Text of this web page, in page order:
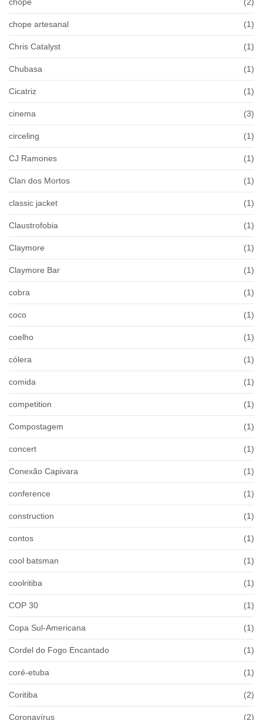
chope (2)
chope artesanal (1)
Chris Catalyst (1)
Chubasa (1)
Cicatriz (1)
cinema (3)
circeling (1)
CJ Ramones (1)
Clan dos Mortos (1)
classic jacket (1)
Claustrofobia (1)
Claymore (1)
Claymore Bar (1)
cobra (1)
coco (1)
coelho (1)
cólera (1)
comida (1)
competition (1)
Compostagem (1)
concert (1)
Conexão Capivara (1)
conference (1)
construction (1)
contos (1)
cool batsman (1)
coolritiba (1)
COP 30 (1)
Copa Sul-Americana (1)
Cordel do Fogo Encantado (1)
coré-etuba (1)
Coritiba (2)
Coronavírus (2)